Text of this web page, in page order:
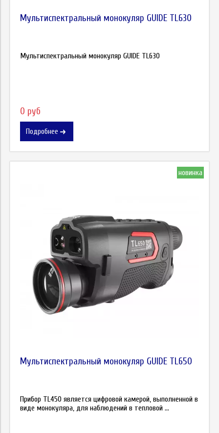
Мультиспектральный монокуляр GUIDE TL630
Мультиспектральный монокуляр GUIDE TL630
0 руб
Подробнее
новинка
Мультиспектральный монокуляр GUIDE TL650
Прибор TL450 является цифровой камерой, выполненной в
виде монокуляра, для наблюдений в тепловой ...